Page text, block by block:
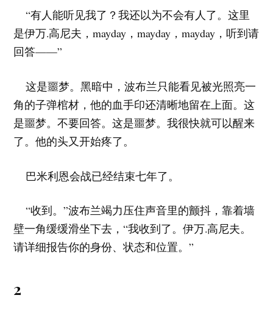
“有人能听见我了？我还以为不会有人了。这里
是伊万.高尼夫，mayday，mayday，mayday，听到请
回答——”
这是噩梦。黑暗中，波布兰只能看见被光照亮一
角的子弹棺材，他的血手印还清晰地留在上面。这
是噩梦。不要回答。这是噩梦。我很快就可以醒来
了。他的头又开始疼了。
巴米利恩会战已经结束七年了。
“收到。”波布兰竭力压住声音里的颤抖，靠着墙
壁一角缓缓滑坐下去，“我收到了。伊万.高尼夫。
请详细报告你的身份、状态和位置。”
2